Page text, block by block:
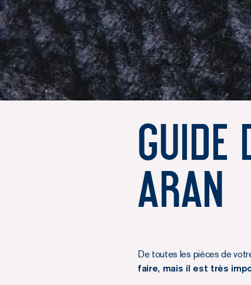
Aran
De toutes les pièces de
faire, mais il est très